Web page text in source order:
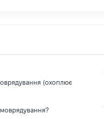
(охоплює